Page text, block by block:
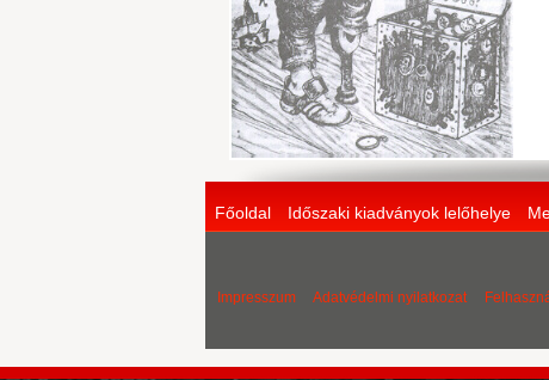
Főoldal Időszaki kiadványok lelőhelye
Impresszum Adatvédelmi nyilatkozat